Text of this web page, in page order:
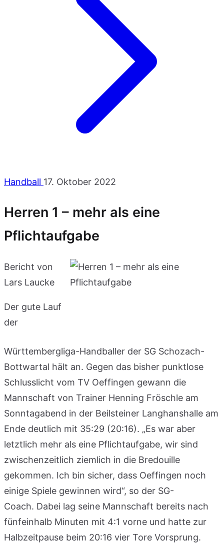
Handball 17. Oktober 2022
Herren 1 – mehr als eine
Pflichtaufgabe
Bericht von
Lars Laucke
Der gute Lauf
der
Württembergliga-Handballer der SG Schozach-
Bottwartal hält an. Gegen das bisher punktlose
Schlusslicht vom TV Oeffingen gewann die
Mannschaft von Trainer Henning Fröschle am
Sonntagabend in der Beilsteiner Langhanshalle am
Ende deutlich mit 35:29 (20:16). „Es war aber
letztlich mehr als eine Pflichtaufgabe, wir sind
zwischenzeitlich ziemlich in die Bredouille
gekommen. Ich bin sicher, dass Oeffingen noch
einige Spiele gewinnen wird“, so der SG-
Coach. Dabei lag seine Mannschaft bereits nach
fünfeinhalb Minuten mit 4:1 vorne und hatte zur
Halbzeitpause beim 20:16 vier Tore Vorsprung.